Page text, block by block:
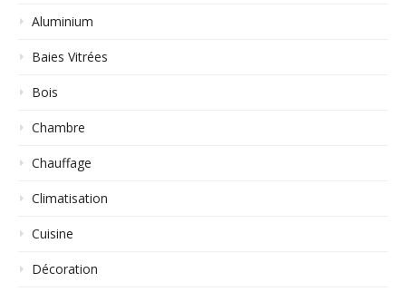
Aluminium
Baies Vitrées
Bois
Chambre
Chauffage
Climatisation
Cuisine
Décoration